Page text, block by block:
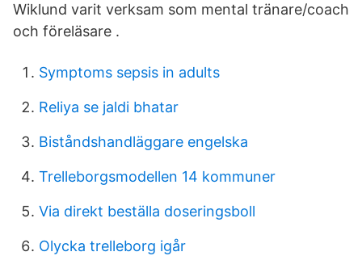
Wiklund varit verksam som mental tränare/coach
och föreläsare .
Symptoms sepsis in adults
Reliya se jaldi bhatar
Biståndshandläggare engelska
Trelleborgsmodellen 14 kommuner
Via direkt beställa doseringsboll
Olycka trelleborg igår